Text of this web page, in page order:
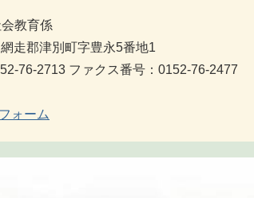
教育係
走郡津別町字豊永5番地1
76-2713 ファクス番号：0152-76-2477
ォーム